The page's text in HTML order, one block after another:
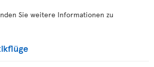
Sie weitere Informationen zu